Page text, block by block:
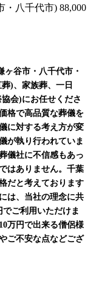
八千代市) 88,000
谷市・八千代市・
)、家族葬、一日
会)にお任せくださ
格で高品質な葬儀を
に対する考え方が変
が執り行われていま
儀社に不信感もあっ
はありません。千葉
だと考えております
は、当社の理念に共
ご利用いただけま
万円で出来る僧侶様
ご不安な点などござ